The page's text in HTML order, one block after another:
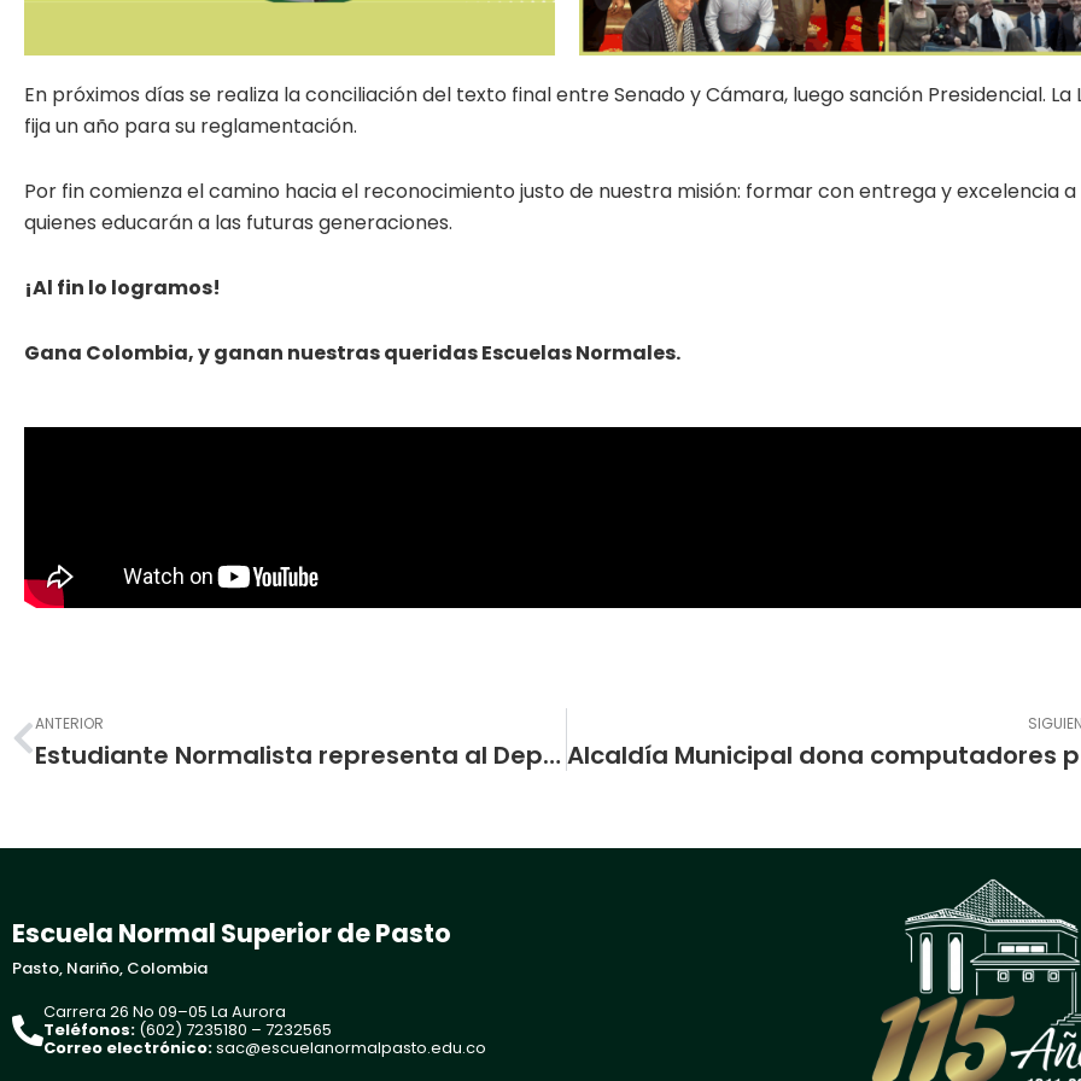
En próximos días se realiza la conciliación del texto final entre Senado y Cámara, luego sanción Presidencial. La
fija un año para su reglamentación.
Por fin comienza el camino hacia el reconocimiento justo de nuestra misión: formar con entrega y excelencia a
quienes educarán a las futuras generaciones.
¡Al fin lo logramos!
Gana Colombia, y ganan nuestras queridas Escuelas Normales.
Prev
ANTERIOR
Estudiante Normalista representa al Departamento de Nariño en el Congreso de la República
Escuela Normal Superior de Pasto
Pasto, Nariño, Colombia
Carrera 26 No 09–05 La Aurora
Teléfonos: (602) 7235180 – 7232565
Correo electrónico:sac@escuelanormalpasto.edu.co